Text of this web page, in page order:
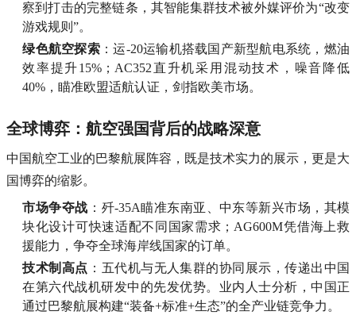
察到打击的完整链条，其智能集群技术被外媒评价为“改变
游戏规则”。
​绿色航空探索​​：运-20运输机搭载国产新型航电系统，燃油
效率提升15%；AC352直升机采用混动技术，噪音降低
40%，瞄准欧盟适航认证，剑指欧美市场。
​全球博弈：航空强国背后的战略深意​
中国航空工业的巴黎航展阵容，既是技术实力的展示，更是大
国博弈的缩影。
​市场争夺战​ ​：歼-35A瞄准东南亚、中东等新兴市场，其模
块化设计可快速适配不同国家需求；AG600M凭借海上救
援能力，争夺全球海岸线国家的订单。
​技术制高点​ ​：五代机与无人集群的协同展示，传递出中国
在第六代战机研发中的先发优势。业内人士分析，中国正
通过巴黎航展构建“装备+标准+生态”的全产业链竞争力。